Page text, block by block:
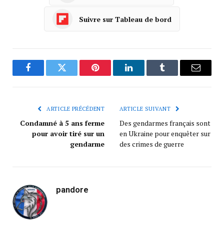
Suivre sur Tableau de bord
FacebookTwitter Pinterest LinkedInTumblr
ARTICLE PRÉCÉDENT
Condamné à 5 ans ferme
pour avoir tiré sur un
gendarme
ARTICLE SUIVANT
Des gendarmes français sont
en Ukraine pour enquêter sur
des crimes de guerre
pandore